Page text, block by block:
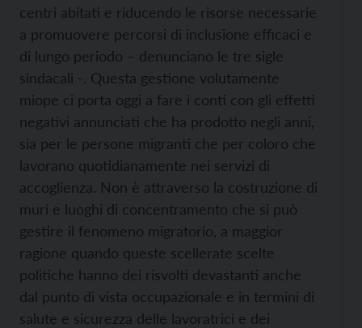
centri abitati e riducendo le risorse necessarie
a promuovere percorsi di inclusione efficaci e
di lungo periodo – denunciano le tre sigle
sindacali -. Questa gestione volutamente
miope ci porta oggi a fare i conti con gli effetti
negativi annunciati che ha prodotto negli anni,
sia per le persone migranti che per coloro che
lavorano quotidianamente nei servizi di
accoglienza. Non è attraverso la costruzione di
muri e luoghi di concentramento che si può
gestire il fenomeno migratorio, a maggior
ragione quando queste scellerate scelte
politiche hanno dei risvolti devastanti anche
dal punto di vista occupazionale e in termini di
salute e sicurezza delle lavoratrici e dei